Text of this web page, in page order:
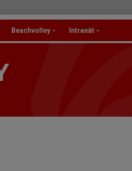
Beachvolley Intranät